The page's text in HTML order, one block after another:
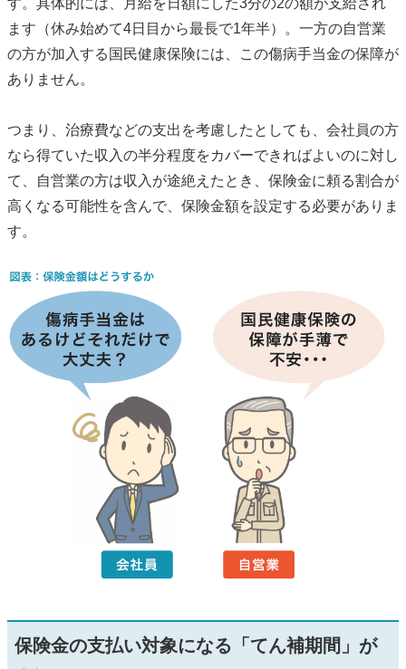
ます（休み始めて4日目から最長で1年半）。一方の自営業
の方が加入する国民健康保険には、この傷病手当金の保障が
ありません。
つまり、治療費などの支出を考慮したとしても、会社員の方
なら得ていた収入の半分程度をカバーできればよいのに対し
て、自営業の方は収入が途絶えたとき、保険金に頼る割合が
高くなる可能性を含んで、保険金額を設定する必要がありま
す。
保険金の支払い対象になる「てん補期間」が